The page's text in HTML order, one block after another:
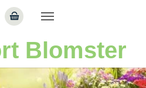
Blomster